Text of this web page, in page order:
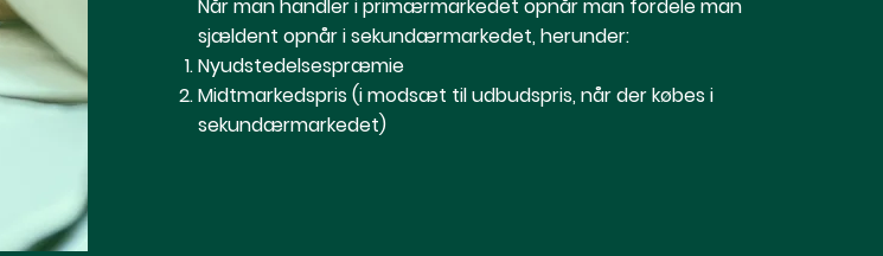
Når man handler i primærmarkedet opnår man fordele man
sjældent opnår i sekundærmarkedet, herunder:
Nyudstedelsespræmie
Midtmarkedspris (i modsæt til udbudspris, når der købes i
sekundærmarkedet)